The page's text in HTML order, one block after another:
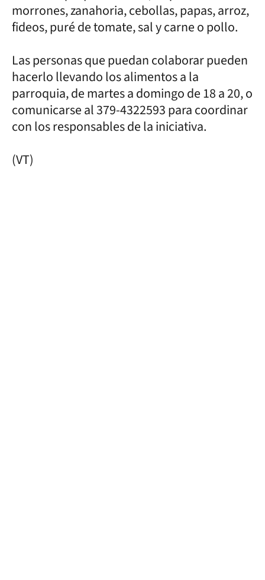
morrones, zanahoria, cebollas, papas, arroz,
fideos, puré de tomate, sal y carne o pollo.
Las personas que puedan colaborar pueden
hacerlo llevando los alimentos a la
parroquia, de martes a domingo de 18 a 20, o
comunicarse al 379-4322593 para coordinar
con los responsables de la iniciativa.
(VT)